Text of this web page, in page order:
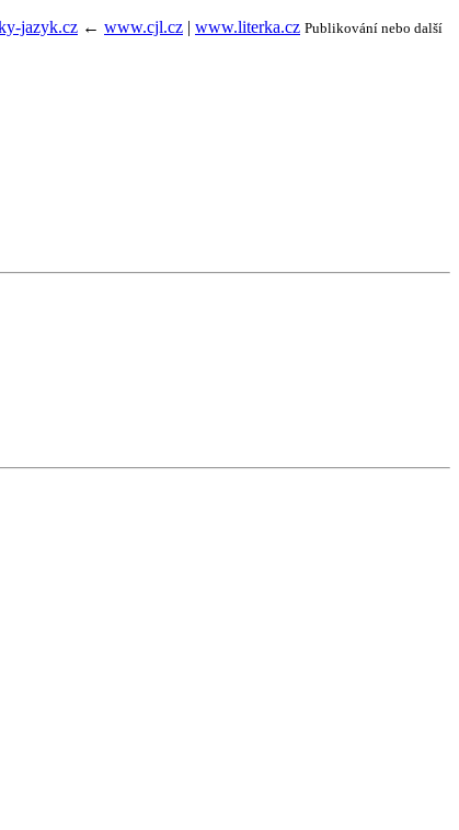
jazyk.cz ← www.cjl.cz | www.literka.cz Publikování nebo další